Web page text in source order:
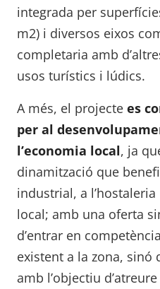
integrada per
m2) i diversos eixos
completaria amb
usos turístics i lúdics.
A més, el projecte es
per al
l’economia local, ja
dinamització que
industrial, a
local; amb una oferta
d’entrar en
existent a la zona, sinó
amb l’objectiu